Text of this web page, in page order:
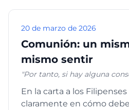
20 de marzo de 2026
Comunión: un
mismo sentir
"Por tanto, si hay alguna
Espíritu, si algún afecto
misericordia, completad mi
En la carta a los
claramente en cómo